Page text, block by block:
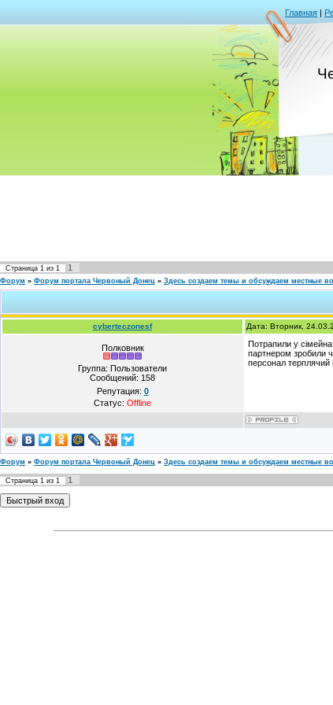
Главная |
Страница 1 из 1 1
Форум » Форум портала Червоный Донец » Здесь создаем темы и обсуждаем местные
cyberteczonesf Дата: Вторник,
Полковник
Группа: Пользователи
Сообщений: 158
Репутация: 0
Статус: Offline
Потрапили у сімейна
партнером зробили
персонал терплячий
Форум » Форум портала Червоный Донец » Здесь создаем темы и обсуждаем местные
Страница 1 из 1
1